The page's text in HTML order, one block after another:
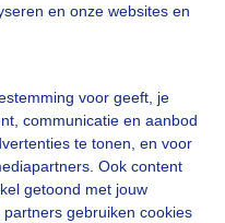
en onze websites en
voor geeft, je
communicatie en aanbod
te tonen, en voor
Ook content
getoond met jouw
gebruiken cookies